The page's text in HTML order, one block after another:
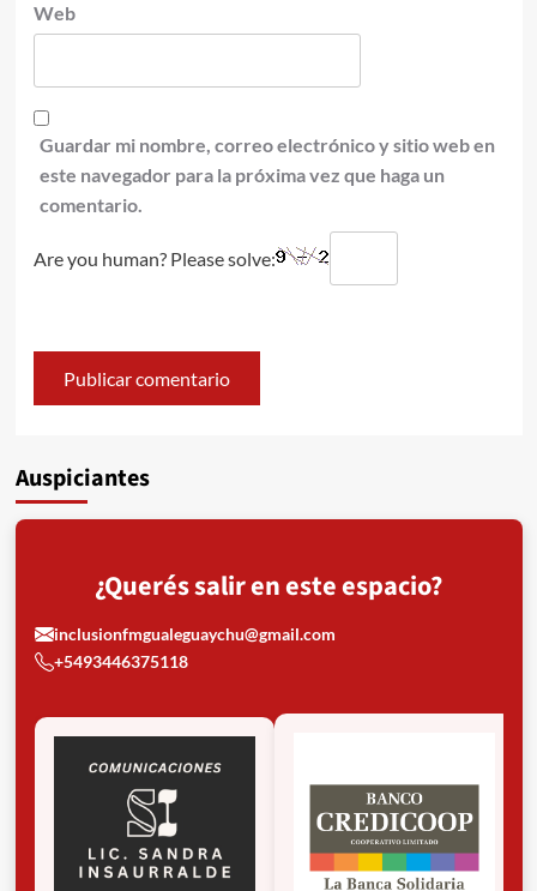
Web
Guardar mi nombre, correo electrónico y sitio web en
este navegador para la próxima vez que haga un
comentario.
Are you human? Please solve:
Auspiciantes
¿Querés salir en este espacio?
inclusionfmgualeguaychu@gmail.com
+5493446375118